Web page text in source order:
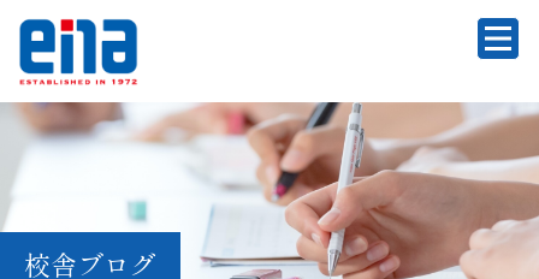
校舎ブログ